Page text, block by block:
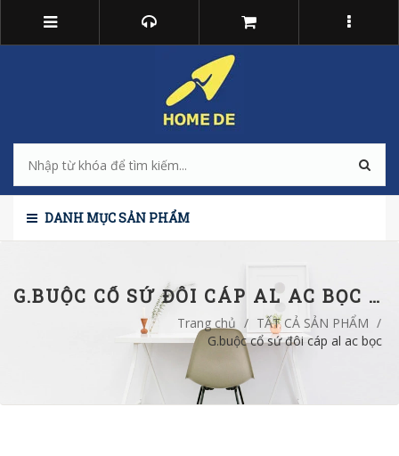
DANH MỤC SẢN PHẨM
G.BUỘC CỔ SỨ ĐÔI CÁP AL AC BỌC 22KV 240
Trang chủ / TẤT CẢ SẢN PHẨM /
G.buộc cổ sứ đôi cáp al ac bọc